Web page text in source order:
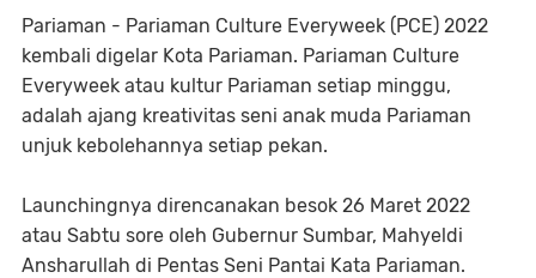
Pariaman - Pariaman Culture Everyweek (PCE) 2022
kembali digelar Kota Pariaman. Pariaman Culture
Everyweek atau kultur Pariaman setiap minggu,
adalah ajang kreativitas seni anak muda Pariaman
unjuk kebolehannya setiap pekan.
Launchingnya direncanakan besok 26 Maret 2022
atau Sabtu sore oleh Gubernur Sumbar, Mahyeldi
Ansharullah di Pentas Seni Pantai Kata Pariaman.